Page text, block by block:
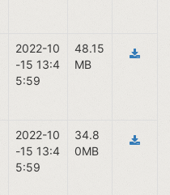
2022-10
-15 13:4
5:59
48.15
MB
2022-10
-15 13:4
5:59
34.8
0MB